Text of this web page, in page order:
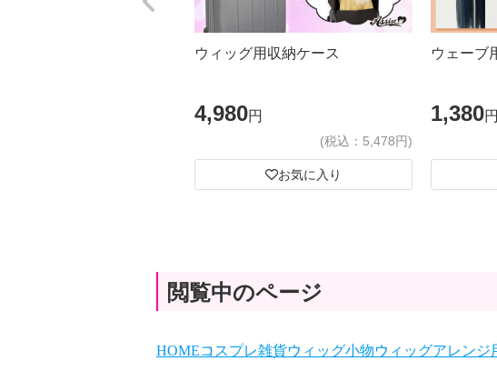
ウィッグ用収納ケース
4,980円
(税込：5,478円)
お気に入り
ウェーブ
1,380円
閲覧中のページ
HOMEコスプレ雑貨ウィッグ小物ウィッグアレンジ